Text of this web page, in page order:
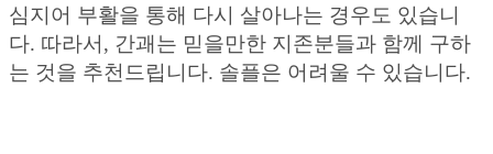
심지어 부활을 통해 다시 살아나는 경우도 있습니
다. 따라서, 간괘는 믿을만한 지존분들과 함께 구하
는 것을 추천드립니다. 솔플은 어려울 수 있습니다.